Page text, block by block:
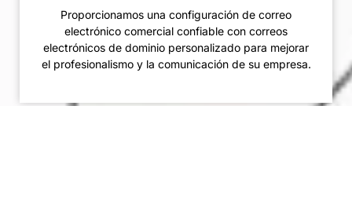
Proporcionamos una configuración de correo
electrónico comercial confiable con correos
electrónicos de dominio personalizado para mejorar
el profesionalismo y la comunicación de su empresa.